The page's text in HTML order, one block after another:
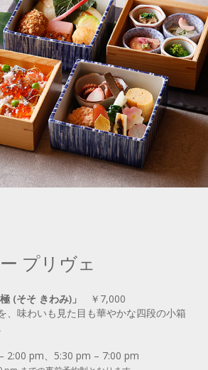
プリヴェ
(そそ きわみ)」
￥7,000
、味わいも見た目も華やかな四段の小箱
2:00 pm、5:30 pm – 7:00 pm